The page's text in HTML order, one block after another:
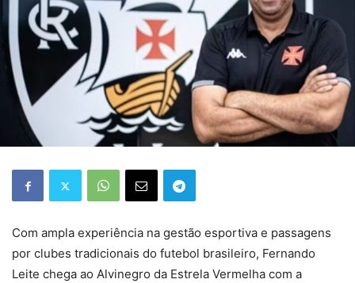
Com ampla experiência na gestão esportiva e passagens
por clubes tradicionais do futebol brasileiro, Fernando
Leite chega ao Alvinegro da Estrela Vermelha com a